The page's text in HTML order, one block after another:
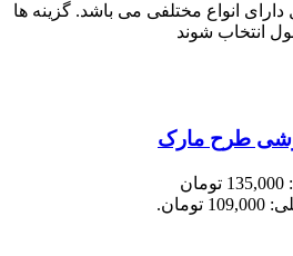
انواع مختلفی می باشد. گزینه ها
انتخاب شوند
قیمت اصلی: 135,000 تومان